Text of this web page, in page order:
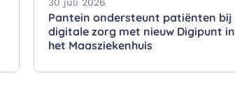
Pantein ondersteunt patiënten bij
digitale zorg met nieuw Digipunt in
het Maasziekenhuis